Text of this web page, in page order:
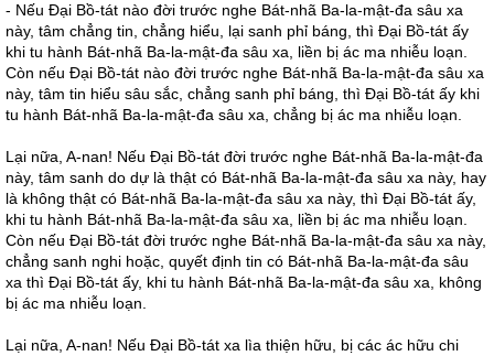
- Nếu Đại Bồ-tát nào đời trước nghe Bát-nhã Ba-la-mật-đa sâu xa
này, tâm chẳng tin, chẳng hiểu, lại sanh phỉ báng, thì Đại Bồ-tát ấy
khi tu hành Bát-nhã Ba-la-mật-đa sâu xa, liền bị ác ma nhiễu loạn.
Còn nếu Đại Bồ-tát nào đời trước nghe Bát-nhã Ba-la-mật-đa sâu xa
này, tâm tin hiểu sâu sắc, chẳng sanh phỉ báng, thì Đại Bồ-tát ấy khi
tu hành Bát-nhã Ba-la-mật-đa sâu xa, chẳng bị ác ma nhiễu loạn.
Lại nữa, A-nan! Nếu Đại Bồ-tát đời trước nghe Bát-nhã Ba-la-mật-đa
này, tâm sanh do dự là thật có Bát-nhã Ba-la-mật-đa sâu xa này, hay
là không thật có Bát-nhã Ba-la-mật-đa sâu xa này, thì Đại Bồ-tát ấy,
khi tu hành Bát-nhã Ba-la-mật-đa sâu xa, liền bị ác ma nhiễu loạn.
Còn nếu Đại Bồ-tát đời trước nghe Bát-nhã Ba-la-mật-đa sâu xa này,
chẳng sanh nghi hoặc, quyết định tin có Bát-nhã Ba-la-mật-đa sâu
xa thì Đại Bồ-tát ấy, khi tu hành Bát-nhã Ba-la-mật-đa sâu xa, không
bị ác ma nhiễu loạn.
Lại nữa, A-nan! Nếu Đại Bồ-tát xa lìa thiện hữu, bị các ác hữu chi